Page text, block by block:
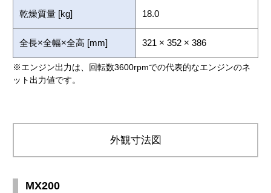
乾燥質量 [kg] 18.0
全長×全幅×全高 [mm] 321 × 352 × 386
※エンジン出力は、回転数3600rpmでの代表的なエンジンのネ
ット出力値です。
外観寸法図
MX200